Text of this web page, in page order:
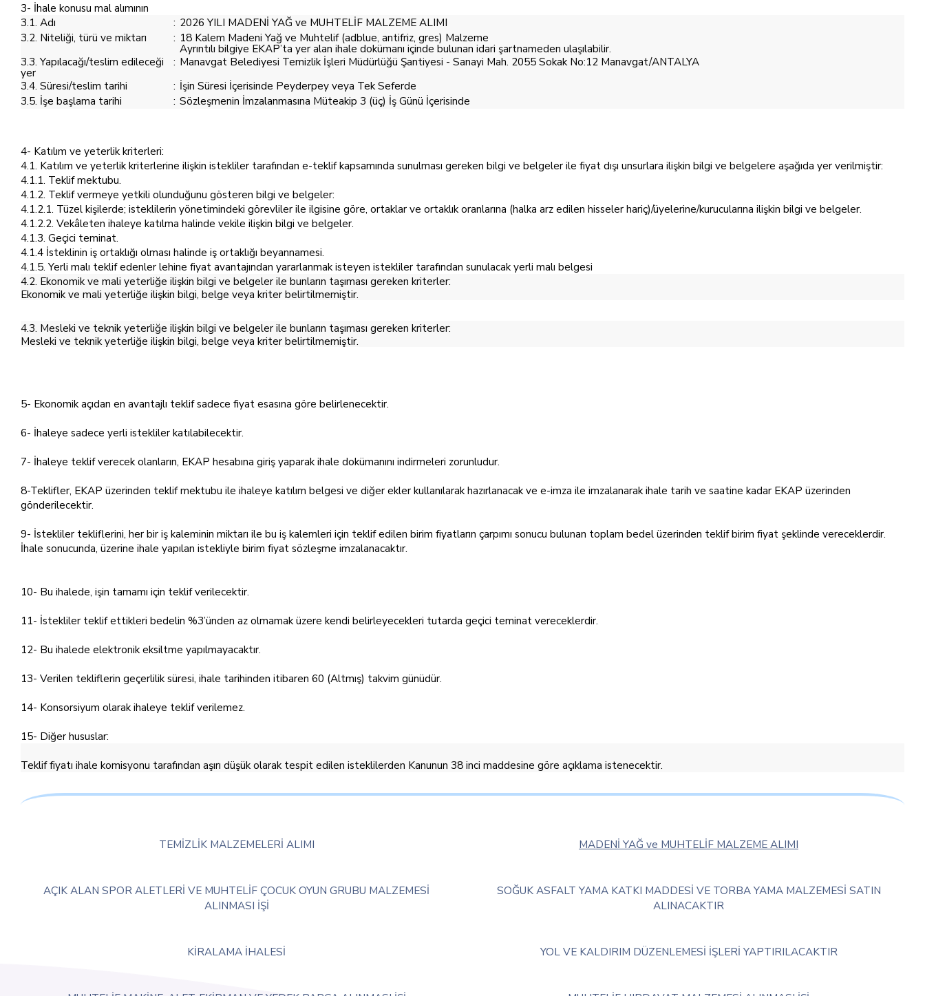
3- İhale konusu mal alımının
3.1. Adı
: 2026 YILI MADENİ YAĞ ve MUHTELİF MALZEME ALIMI
3.2. Niteliği, türü ve miktarı
: 18 Kalem Madeni Yağ ve Muhtelif (adblue, antifriz, gres) Malzeme
Ayrıntılı bilgiye EKAP’ta yer alan ihale dokümanı içinde bulunan idari şartnameden ulaşılabilir.
3.3. Yapılacağı/teslim edileceği
yer
: Manavgat Belediyesi Temizlik İşleri Müdürlüğü Şantiyesi - Sanayi Mah. 2055 Sokak No:12 Manavgat/ANTALYA
3.4. Süresi/teslim tarihi
: İşin Süresi İçerisinde Peyderpey veya Tek Seferde
3.5. İşe başlama tarihi
: Sözleşmenin İmzalanmasına Müteakip 3 (üç) İş Günü İçerisinde
4- Katılım ve yeterlik kriterleri:
4.1. Katılım ve yeterlik kriterlerine ilişkin istekliler tarafından e-teklif kapsamında sunulması gereken bilgi ve belgeler ile fiyat dışı unsurlara ilişkin bilgi ve belgelere aşağıda yer verilmiştir:
4.1.1. Teklif mektubu.
4.1.2. Teklif vermeye yetkili olunduğunu gösteren bilgi ve belgeler:
4.1.2.1. Tüzel kişilerde; isteklilerin yönetimindeki görevliler ile ilgisine göre, ortaklar ve ortaklık oranlarına (halka arz edilen hisseler hariç)/üyelerine/kurucularına ilişkin bilgi ve belgeler.
4.1.2.2. Vekâleten ihaleye katılma halinde vekile ilişkin bilgi ve belgeler.
4.1.3. Geçici teminat.
4.1.4 İsteklinin iş ortaklığı olması halinde iş ortaklığı beyannamesi.
4.1.5. Yerli malı teklif edenler lehine fiyat avantajından yararlanmak isteyen istekliler tarafından sunulacak yerli malı belgesi
4.2. Ekonomik ve mali yeterliğe ilişkin bilgi ve belgeler ile bunların taşıması gereken kriterler:
Ekonomik ve mali yeterliğe ilişkin bilgi, belge veya kriter belirtilmemiştir.
4.3. Mesleki ve teknik yeterliğe ilişkin bilgi ve belgeler ile bunların taşıması gereken kriterler:
Mesleki ve teknik yeterliğe ilişkin bilgi, belge veya kriter belirtilmemiştir.
5- Ekonomik açıdan en avantajlı teklif sadece fiyat esasına göre belirlenecektir.
6- İhaleye sadece yerli istekliler katılabilecektir.
7- İhaleye teklif verecek olanların, EKAP hesabına giriş yaparak ihale dokümanını indirmeleri zorunludur.
8-Teklifler, EKAP üzerinden teklif mektubu ile ihaleye katılım belgesi ve diğer ekler kullanılarak hazırlanacak ve e-imza ile imzalanarak ihale tarih ve saatine kadar EKAP üzerinden
gönderilecektir.
9- İstekliler tekliflerini, her bir iş kaleminin miktarı ile bu iş kalemleri için teklif edilen birim fiyatların çarpımı sonucu bulunan toplam bedel üzerinden teklif birim fiyat şeklinde vereceklerdir.
İhale sonucunda, üzerine ihale yapılan istekliyle birim fiyat sözleşme imzalanacaktır.
10- Bu ihalede, işin tamamı için teklif verilecektir.
11- İstekliler teklif ettikleri bedelin %3’ünden az olmamak üzere kendi belirleyecekleri tutarda geçici teminat vereceklerdir.
12- Bu ihalede elektronik eksiltme yapılmayacaktır.
13- Verilen tekliflerin geçerlilik süresi, ihale tarihinden itibaren 60 (Altmış) takvim günüdür.
14- Konsorsiyum olarak ihaleye teklif verilemez.
15- Diğer hususlar:
Teklif fiyatı ihale komisyonu tarafından aşırı düşük olarak tespit edilen isteklilerden Kanunun 38 inci maddesine göre açıklama istenecektir.
TEMİZLİK MALZEMELERİ ALIMI MADENİ YAĞ ve MUHTELİF MALZEME ALIMI
AÇIK ALAN SPOR ALETLERİ VE MUHTELİF ÇOCUK OYUN GRUBU MALZEMESİ
ALINMASI İŞİ
SOĞUK ASFALT YAMA KATKI MADDESİ VE TORBA YAMA MALZEMESİ SATIN
ALINACAKTIR
KİRALAMA İHALESİ YOL VE KALDIRIM DÜZENLEMESİ İŞLERİ YAPTIRILACAKTIR